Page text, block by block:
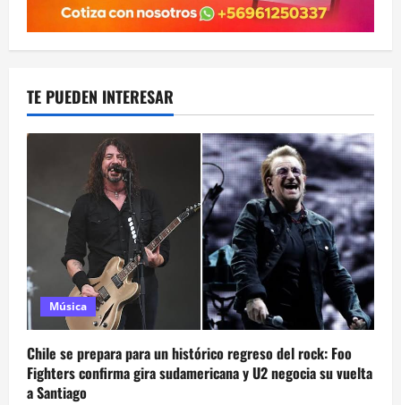
TE PUEDEN INTERESAR
Música
Chile se prepara para un histórico regreso del rock: Foo
Fighters confirma gira sudamericana y U2 negocia su vuelta
a Santiago